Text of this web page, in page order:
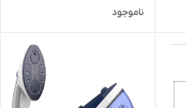
ناموجود